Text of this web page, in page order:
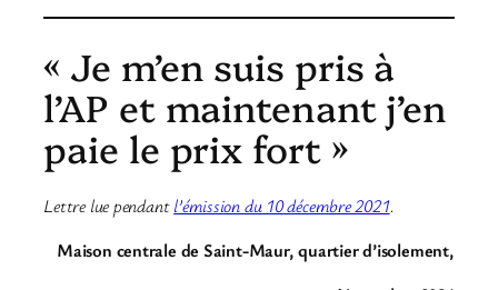
« Je m’en suis pris à
l’AP et maintenant j’en
paie le prix fort »
Lettre lue pendantl’émission du 10 décembre 2021.
Maison centrale de Saint-Maur, quartier d’isolement,